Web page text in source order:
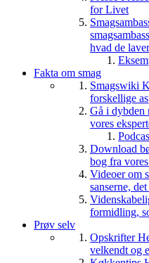
for Livet
hvad de laver
Fakta om smag
Smagswiki
forskellige
Gå i dybden
vores
Download
bog fra
Videoer om
sanserne,
formidling,
Prøv selv
Opskrifter
velkendt og